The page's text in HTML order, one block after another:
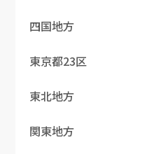
四国地方
東京都23区
東北地方
関東地方